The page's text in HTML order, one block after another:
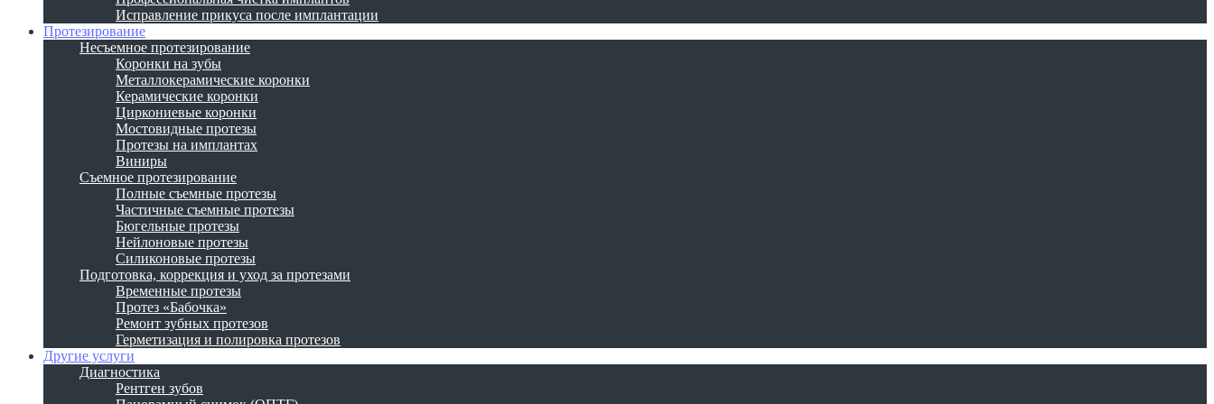
Исправление прикуса после имплантации
Протезирование
Несъемное протезирование
Коронки на зубы
Металлокерамические коронки
Керамические коронки
Циркониевые коронки
Мостовидные протезы
Протезы на имплантах
Виниры
Съемное протезирование
Полные съемные протезы
Частичные съемные протезы
Бюгельные протезы
Нейлоновые протезы
Силиконовые протезы
Подготовка, коррекция и уход за протезами
Временные протезы
Протез «Бабочка»
Ремонт зубных протезов
Герметизация и полировка протезов
Другие услуги
Диагностика
Рентген зубов